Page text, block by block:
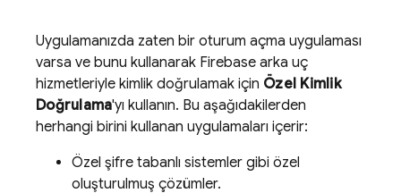
Uygulamanızda zaten bir oturum açma uygulaması
varsa ve bunu kullanarak Firebase arka uç
hizmetleriyle kimlik doğrulamak için Özel Kimlik
Doğrulama'yı kullanın. Bu aşağıdakilerden
herhangi birini kullanan uygulamaları içerir:
Özel şifre tabanlı sistemler gibi özel
oluşturulmuş çözümler.